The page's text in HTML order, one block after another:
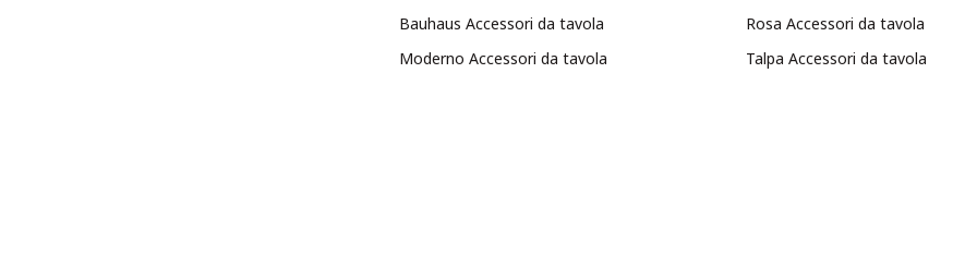
Bauhaus Accessori da tavola
Moderno Accessori da tavola
Rosa Accessori da tavola
Talpa Accessori da tavola